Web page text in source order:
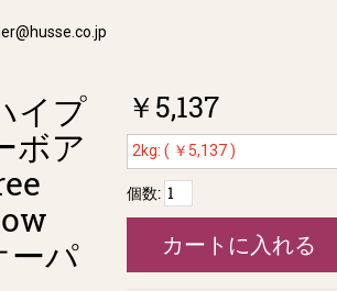
イプ
ボア
ーパ
￥5,137
個数:
カートに入れる